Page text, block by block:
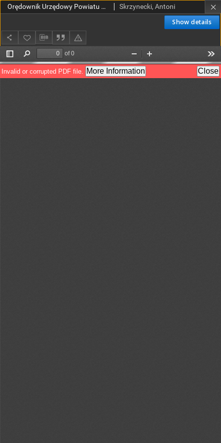
Show details
Orędownik Urzędowy Powiatu Gostyńskiego 1927.05.03 R.9 Nr 36 Skrzynecki, Antoni